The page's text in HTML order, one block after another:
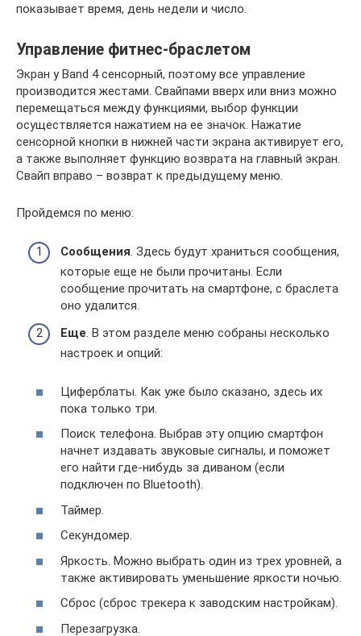
показывает время, день недели и число.
Управление фитнес-браслетом
Экран у Band 4 сенсорный, поэтому все управление
производится жестами. Свайпами вверх или вниз можно
перемещаться между функциями, выбор функции
осуществляется нажатием на ее значок. Нажатие
сенсорной кнопки в нижней части экрана активирует его,
а также выполняет функцию возврата на главный экран.
Свайп вправо – возврат к предыдущему меню.
Пройдемся по меню:
Сообщения. Здесь будут храниться сообщения,
которые еще не были прочитаны. Если
сообщение прочитать на смартфоне, с браслета
оно удалится.
Еще. В этом разделе меню собраны несколько
настроек и опций:
Циферблаты. Как уже было сказано, здесь их
пока только три.
Поиск телефона. Выбрав эту опцию смартфон
начнет издавать звуковые сигналы, и поможет
его найти где-нибудь за диваном (если
подключен по Bluetooth).
Таймер.
Секундомер.
Яркость. Можно выбрать один из трех уровней, а
также активировать уменьшение яркости ночью.
Сброс (сброс трекера к заводским настройкам).
Перезагрузка.